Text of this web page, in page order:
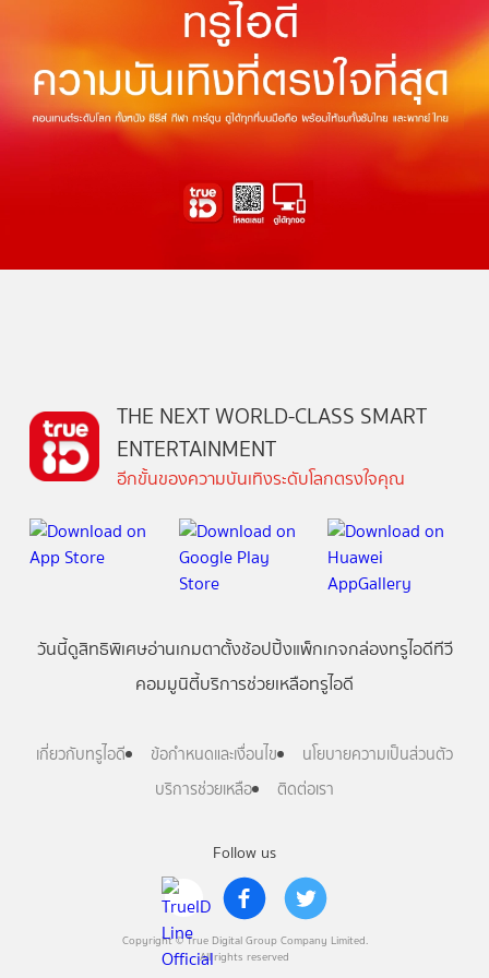
Follow us
Copyright © True Digital Group Company Limited.
All rights reserved
THE NEXT WORLD-CLASS SMART
ENTERTAINMENT
อีกขั้นของความบันเทิงระดับโลกตรงใจคุณ
วันนี้ดูสิทธิพิเศษอ่านเกมตาตั้งช้อปปิ้งแพ็กเกจกล่องทรูไอดีทีวี
คอมมูนิตี้บริการช่วยเหลือทรูไอดี
เกี่ยวกับทรูไอดี ข้อกำหนดและเงื่อนไข
นโยบายความเป็นส่วนตัว
บริการช่วยเหลือ
ติดต่อเรา